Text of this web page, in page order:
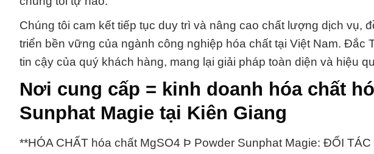
Chúng tôi cam kết tiếp tục duy trì và nâng cao chất lượng dịch vụ,
triển bền vững của ngành công nghiệp hóa chất tại Việt Nam. Đắc
tin cậy của quý khách hàng, mang lại giải pháp toàn diện và hiệu
Nơi cung cấp = kinh doanh hóa chất
Sunphat Magie tại Kiên Giang
**HÓA CHẤT hóa chất MgSO4 Þ Powder Sunphat Magie: ĐỐI